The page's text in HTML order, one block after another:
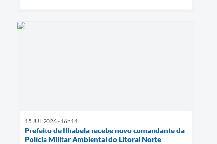
15 JUL 2026 - 16h14
Prefeito de Ilhabela recebe novo comandante da
Polícia Militar Ambiental do Litoral Norte